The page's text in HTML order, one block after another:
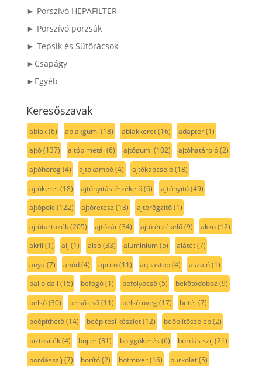
► Porszívó HEPAFILTER
► Porszívó porzsák
► Tepsik és Sütőrácsok
►Csapágy
►Egyéb
Keresőszavak
ablak(6) ablakgumi (18) ablakkeret(16) adapter(1)
ajtó(137) ajtóbimetál (6) ajtógumi (102) ajtóhatároló(2)
ajtóhorog(4) ajtókampó(4) ajtókapcsoló(18)
ajtókeret(18) ajtónyitás érzékelő(6) ajtónyitó(49)
ajtópolc(122) ajtóretesz (13) ajtórögzítő(1)
ajtótartozék(205) ajtózár(34) ajtó érzékelő(9) akku(12)
akril (1) alj (1) alsó(33) aluminium(5) alátét(7)
anya (7) anód(4) aprító(11) aquastop(4) aszaló(1)
bal oldali (15) befogó(1) befolyócső(5) bekötődoboz (9)
belső(30) belső cső(11) belső üveg(17) betét(7)
beépíthető(14) beépítési készlet(12) beőblítőszelep(2)
biztosíték(4) bojler(31) bolygókerék(6) bordás szíj (21)
bordásszíj (7) borító(2) botmixer(16) burkolat(5)